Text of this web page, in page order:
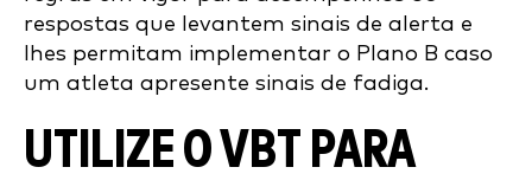
respostas que levantem sinais de alerta e
lhes permitam implementar o Plano B caso
um atleta apresente sinais de fadiga.
UTILIZE O VBT PARA